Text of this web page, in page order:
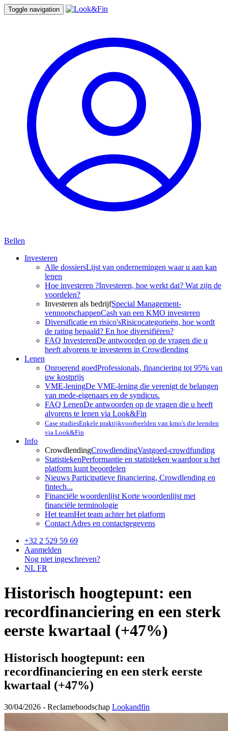
Toggle navigation
Bellen
Investeren
Alle dossiersLijst van ondernemingen waar u aan kan
lenen
Hoe investeren ?Investeren, hoe werkt dat? Wat zijn de
voordelen?
Investeren als bedrijfSpecial Management-
vennootschappenCash van een KMO investeren
Diversificatie en risico'sRisicocategorieën, hoe wordt
de rating bepaald? En hoe diversifiëren?
FAQ InvesterenDe antwoorden op de vragen die u
heeft alvorens te investeren in Crowdlending
Lenen
Onroerend goedProfessionals, financiering tot 95% van
uw kostprijs
VME-leningDe VME-lening die verenigt de belangen
van mede-eigenaars en de syndicus.
FAQ LenenDe antwoorden op de vragen die u heeft
alvorens te lenen via Look&Fin
Case studiesEnkele praktijkvoorbeelden van kmo's die leenden
via Look&Fin
Info
CrowdlendingCrowdlendingVastgoed-crowdfunding
StatistiekenPerformantie en statistieken waardoor u het
platform kunt beoordelen
Nieuws Participatieve financiering, Crowdlending en
fintech...
Financiële woordenlijst Korte woordenlijst met
financiële terminologie
Het teamHet team achter het platform
Contact Adres en contactgegevens
+32 2 529 59 69
Aanmelden
Nog niet ingeschreven?
NL FR
Historisch hoogtepunt: een
recordfinanciering en een sterk
eerste kwartaal (+47%)
Historisch hoogtepunt: een
recordfinanciering en een sterk eerste
kwartaal (+47%)
30/04/2026 - Reclameboodschap Lookandfin